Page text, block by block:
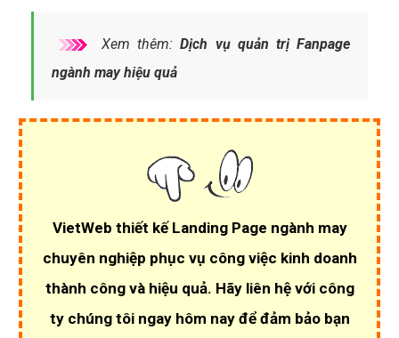
Xem thêm:Dịch vụ quản trị Fanpage
ngành may hiệu quả
VietWeb thiết kế Landing Page ngành may
chuyên nghiệp phục vụ công việc kinh doanh
thành công và hiệu quả. Hãy liên hệ với công
ty chúng tôi ngay hôm nay để đảm bảo bạn